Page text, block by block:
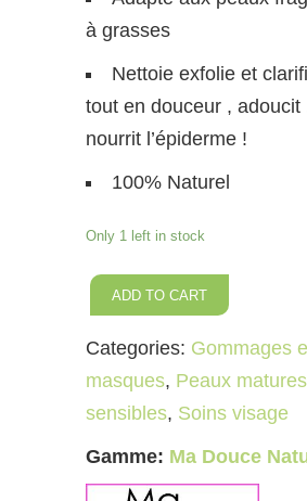
à grasses
Nettoie exfolie et
tout en douceur , adoucit
nourrit l’épiderme !
100% Naturel
Only 1 left in stock
Masque
Argile
jaune
Tonifiant
et
lissant
quantity
ADD TO CART
Categories: Gommages
masques, Peaux matures
sensibles, Soins visage
Gamme: Ma Douce